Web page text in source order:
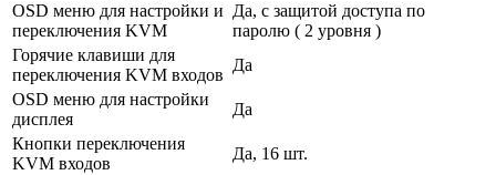
OSD меню для настройки и
переключения KVM
Да, с защитой доступа по
паролю ( 2 уровня )
Горячие клавиши для
переключения KVM входов
Да
OSD меню для настройки
дисплея
Да
Кнопки переключения
KVM входов
Да, 16 шт.